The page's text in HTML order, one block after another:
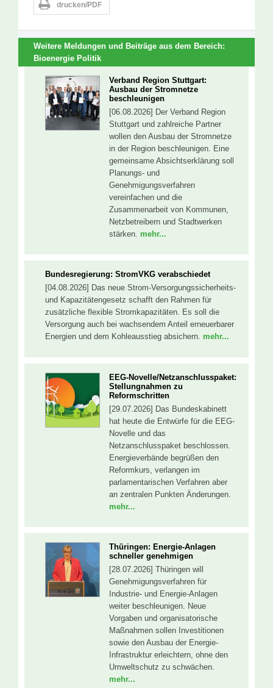
drucken/PDF
Weitere Meldungen und Beiträge aus dem Bereich:
Bioenergie Politik
Verband Region Stuttgart:
Ausbau der Stromnetze
beschleunigen
[06.08.2026] Der Verband Region
Stuttgart und zahlreiche Partner
wollen den Ausbau der Stromnetze
in der Region beschleunigen. Eine
gemeinsame Absichtserklärung soll
Planungs- und
Genehmigungsverfahren
vereinfachen und die
Zusammenarbeit von Kommunen,
Netzbetreibern und Stadtwerken
stärken. mehr...
Bundesregierung: StromVKG verabschiedet
[04.08.2026] Das neue Strom-Versorgungssicherheits-
und Kapazitätengesetz schafft den Rahmen für
zusätzliche flexible Stromkapazitäten. Es soll die
Versorgung auch bei wachsendem Anteil erneuerbarer
Energien und dem Kohleausstieg absichern. mehr...
EEG-Novelle/Netzanschlusspaket:
Stellungnahmen zu
Reformschritten
[29.07.2026] Das Bundeskabinett
hat heute die Entwürfe für die EEG-
Novelle und das
Netzanschlusspaket beschlossen.
Energieverbände begrüßen den
Reformkurs, verlangen im
parlamentarischen Verfahren aber
an zentralen Punkten Änderungen.
mehr...
Thüringen: Energie-Anlagen
schneller genehmigen
[28.07.2026] Thüringen will
Genehmigungsverfahren für
Industrie- und Energie-Anlagen
weiter beschleunigen. Neue
Vorgaben und organisatorische
Maßnahmen sollen Investitionen
sowie den Ausbau der Energie-
Infrastruktur erleichtern, ohne den
Umweltschutz zu schwächen.
mehr...